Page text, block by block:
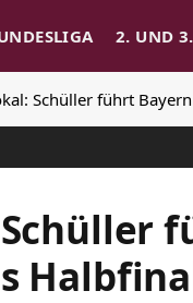
2. UND
Schüller führt